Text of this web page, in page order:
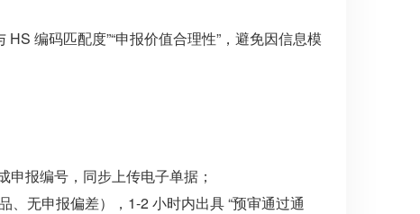
编码匹配度”“申报价值合理性”，避免因信息模
申报编号，同步上传电子单据；
、无申报偏差），1-2 小时内出具 “预审通过通